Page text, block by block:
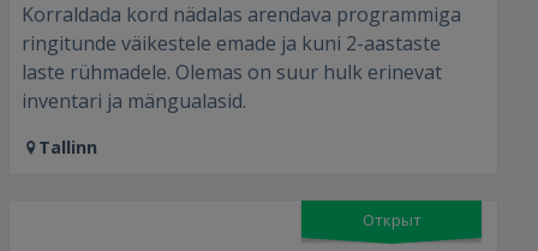
Korraldada kord nädalas arendava programmiga
ringitunde väikestele emade ja kuni 2-aastaste
laste rühmadele. Olemas on suur hulk erinevat
inventari ja mängualasid.
Tallinn
Открыт